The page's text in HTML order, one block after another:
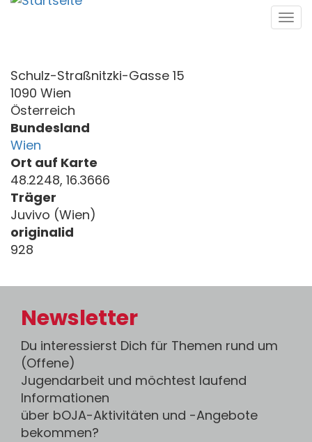
Direkt
Schulz-Straßnitzki-Gasse 15
1090 Wien
Österreich
Bundesland
Wien
Ort auf Karte
48.2248, 16.3666
Träger
Juvivo (Wien)
originalid
928
Newsletter
Du interessierst Dich für Themen rund um
(Offene)
Jugendarbeit und möchtest laufend
Informationen
über bOJA-Aktivitäten und -Angebote
bekommen?